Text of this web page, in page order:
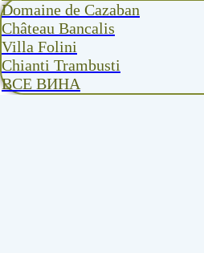
Domaine de Cazaban
Château Bancalis
Villa Folini
Chianti Trambusti
ВСЕ ВИНА